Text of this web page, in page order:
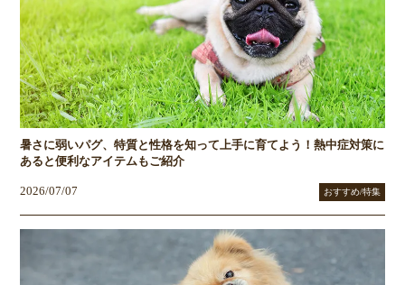
暑さに弱いパグ、特質と性格を知って上手に育てよう！熱中症対策に
あると便利なアイテムもご紹介
2026/07/07 おすすめ/特集